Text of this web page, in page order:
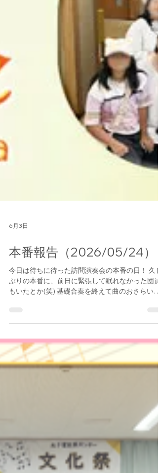
6月3日
本番報告（2026/05/24）
今日は待ちに待った訪問演奏会の本番の日！ 久し
してお待ちかねのお昼ご飯タイム！ 緊張していた
なセレーネの雰囲気でした🎵 さて、そんなくつろ
ぎモードも束の間、いよいよ本番です！